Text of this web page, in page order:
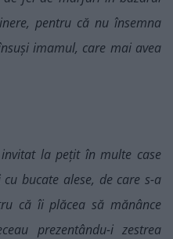
pentru că nu însemna
imamul, care mai avea
la pețit în multe case
bucate alese, de care s-a
că îi plăcea să mănânce
prezentându-i zestrea